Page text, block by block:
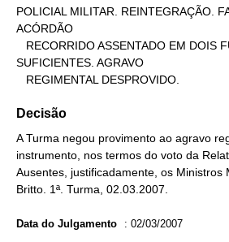
POLICIAL MILITAR. REINTEGRAÇÃO.
ACÓRDÃO
SUFICIENTES. AGRAVO
   REGIMENTAL DESPROVIDO.
Decisão
A Turma negou provimento ao agravo
instrumento, nos termos do voto da
Ausentes, justificadamente, os Ministros
Britto. 1ª. Turma, 02.03.2007.
Data do Julgamento : 02/03/2007